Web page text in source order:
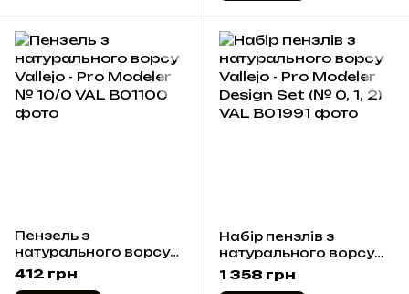
Пензель з
натурального ворсу
Vallejo - Pro Modeler №
412 грн
Набір пензлів з
натурального ворсу
Vallejo - Pro Modeler
Design Set (№ 0, 1, 2)
1 358 грн